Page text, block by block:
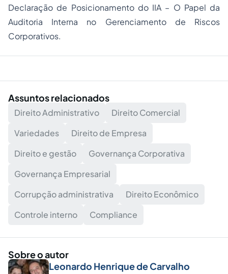
Declaração de Posicionamento do IIA – O Papel da
Auditoria Interna no Gerenciamento de Riscos
Corporativos.
Assuntos relacionados
Direito Administrativo
Direito Comercial
Variedades
Direito de Empresa
Direito e gestão
Governança Corporativa
Governança Empresarial
Corrupção administrativa
Direito Econômico
Controle interno
Compliance
Sobre o autor
Leonardo Henrique de Carvalho